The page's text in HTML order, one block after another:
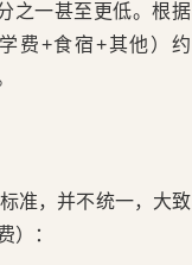
之一甚至更低。根据
费+食宿+其他）约
准，并不统一，大致
）：